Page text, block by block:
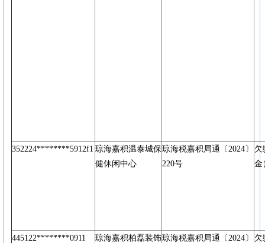
352224********5912f1 琼海嘉积温泰城保
健休闲中心
琼海税嘉积局通〔2024〕
220号
欠
金
445122********0911
琼海嘉积柏磊装饰琼海税嘉积局通〔2024〕
欠